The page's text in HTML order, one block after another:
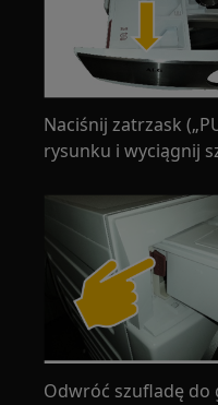
Naciśnij zatrzask
rysunku i wyciągnij
Odwróć szufladę do